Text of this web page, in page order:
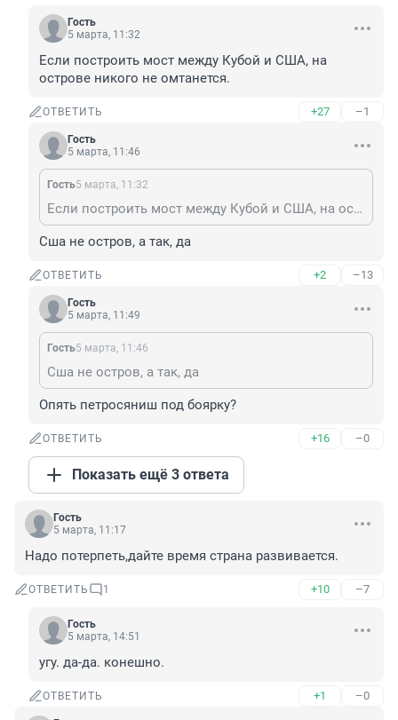
Гость
5 марта, 11:32
Если построить мост между Кубой и США, на
острове никого не омтанется.
ОТВЕТИТЬ +27 –1
Гость
5 марта, 11:46
Гость5 марта, 11:32
Если построить мост между Кубой и США, на острове никого не омтанется.
Сша не остров, а так, да
ОТВЕТИТЬ +2 –13
Гость
5 марта, 11:49
Гость5 марта, 11:46
Сша не остров, а так, да
Опять петросяниш под боярку?
ОТВЕТИТЬ +16 –0
Показать ещё 3 ответа
Гость
5 марта, 11:17
Надо потерпеть,дайте время страна развивается.
ОТВЕТИТЬ 1 +10 –7
Гость
5 марта, 14:51
угу. да-да. конешно.
ОТВЕТИТЬ +1 –0